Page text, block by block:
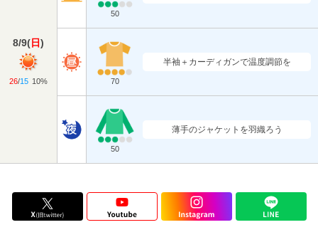
8/9(日)
26/15 10%
50
70
半袖＋カーディガンで温度調節を
50
薄手のジャケットを羽織ろう